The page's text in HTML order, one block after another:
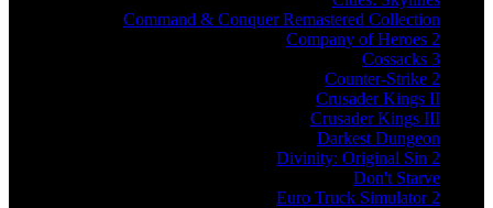
Command & Conquer Remastered Collection
Company of Heroes 2
Cossacks 3
Counter-Strike 2
Crusader Kings II
Crusader Kings III
Darkest Dungeon
Divinity: Original Sin 2
Don't Starve
Euro Truck Simulator 2